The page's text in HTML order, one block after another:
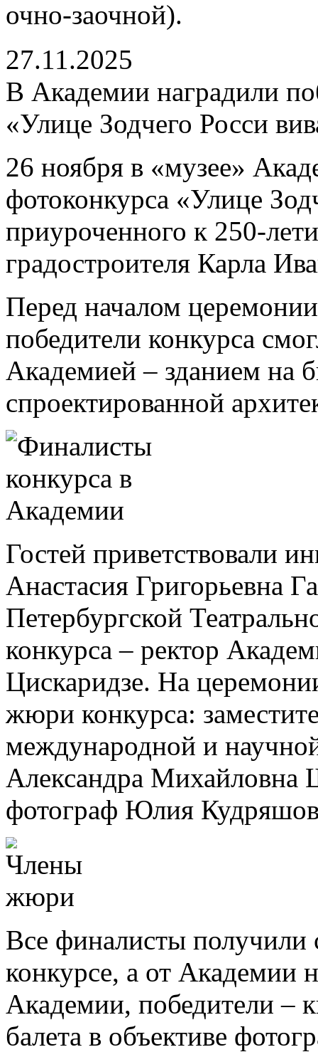
очно-заочной).
27.11.2025
В Академии наградили
«Улице Зодчего Росси
26 ноября в «музее»
фотоконкурса «Улице
приуроченного к 250-
градостроителя Карла
Перед началом
победители конкурса
Академией – зданием на
спроектированной
Гостей приветствовали
Анастасия Григорьевна
Петербургской
конкурса – ректор
Цискаридзе. На
жюри конкурса:
международной и
Александра Михайловна
фотограф Юлия
Все финалисты получили
конкурсе, а от Академии
Академии, победители –
балета в объективе